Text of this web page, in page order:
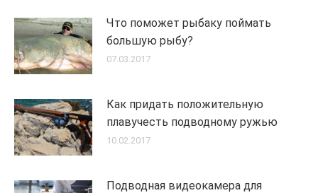
Что поможет рыбаку поймать
большую рыбу?
07.03.2017
Как придать положительную
плавучесть подводному ружью
10.02.2017
Подводная видеокамера для